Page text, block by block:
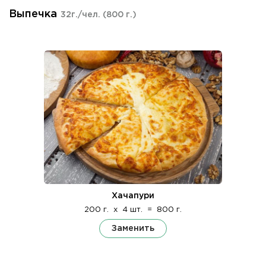
Выпечка 32г./чел. (800 г.)
Хачапури
200 г. x 4 шт. = 800 г.
Заменить